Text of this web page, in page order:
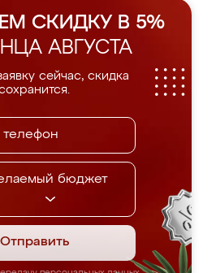
СКИДКУ В 5%
АВГУСТА
сейчас, скидка
бюджет
Отправить